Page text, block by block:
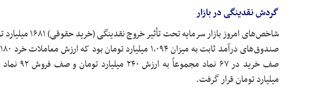
گردش نقدینگی در بازار
شاخص‌های امروز بازار
میلیارد تومان قرار گرفت.